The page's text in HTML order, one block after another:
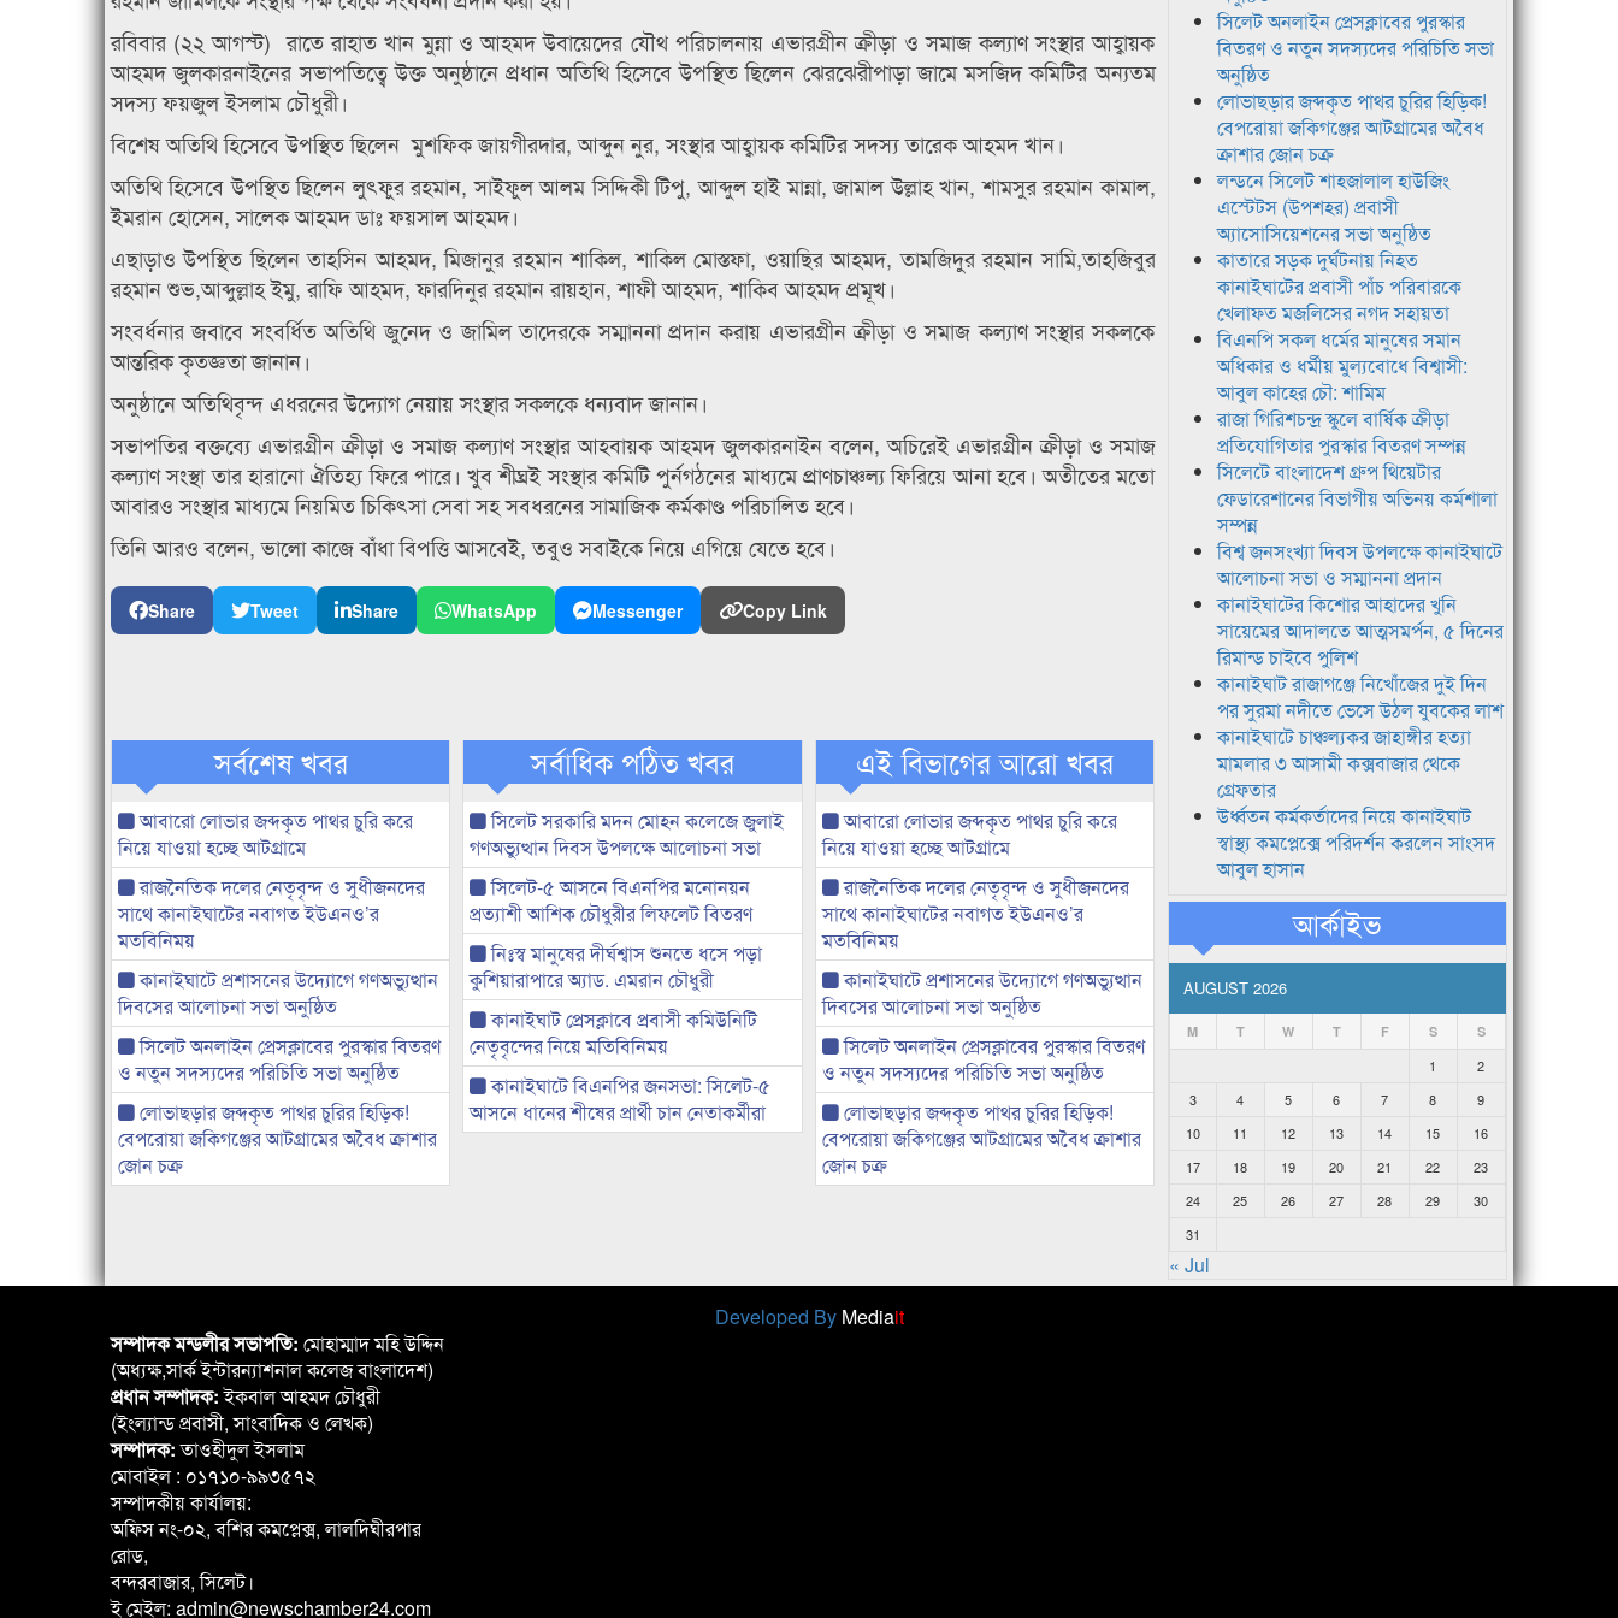
রবিবার (২২ আগস্ট) রাতে রাহাত খান মুন্না ও আহমদ উবায়েদের যৌথ পরিচালনায় এভারগ্রীন ক্রীড়া ও সমাজ কল্যাণ সংস্থার আহ্বায়ক
আহমদ জুলকারনাইনের সভাপতিত্বে উক্ত অনুষ্ঠানে প্রধান অতিথি হিসেবে উপস্থিত ছিলেন ঝেরঝেরীপাড়া জামে মসজিদ কমিটির অন্যতম
সদস্য ফয়জুল ইসলাম চৌধুরী।
বিশেষ অতিথি হিসেবে উপস্থিত ছিলেন মুশফিক জায়গীরদার, আব্দুন নুর, সংস্থার আহ্বায়ক কমিটির সদস্য তারেক আহমদ খান।
অতিথি হিসেবে উপস্থিত ছিলেন লুৎফুর রহমান, সাইফুল আলম সিদ্দিকী টিপু, আব্দুল হাই মান্না, জামাল উল্লাহ খান, শামসুর রহমান কামাল,
ইমরান হোসেন, সালেক আহমদ ডাঃ ফয়সাল আহমদ।
এছাড়াও উপস্থিত ছিলেন তাহসিন আহমদ, মিজানুর রহমান শাকিল, শাকিল মোস্তফা, ওয়াছির আহমদ, তামজিদুর রহমান সামি,তাহজিবুর
রহমান শুভ,আব্দুল্লাহ ইমু, রাফি আহমদ, ফারদিনুর রহমান রায়হান, শাফী আহমদ, শাকিব আহমদ প্রমূখ।
সংবর্ধনার জবাবে সংবর্ধিত অতিথি জুনেদ ও জামিল তাদেরকে সম্মাননা প্রদান করায় এভারগ্রীন ক্রীড়া ও সমাজ কল্যাণ সংস্থার সকলকে
আন্তরিক কৃতজ্ঞতা জানান।
অনুষ্ঠানে অতিথিবৃন্দ এধরনের উদ্যোগ নেয়ায় সংস্থার সকলকে ধন্যবাদ জানান।
সভাপতির বক্তব্যে এভারগ্রীন ক্রীড়া ও সমাজ কল্যাণ সংস্থার আহবায়ক আহমদ জুলকারনাইন বলেন, অচিরেই এভারগ্রীন ক্রীড়া ও সমাজ
কল্যাণ সংস্থা তার হারানো ঐতিহ্য ফিরে পারে। খুব শীঘ্রই সংস্থার কমিটি পুর্নগঠনের মাধ্যমে প্রাণচাঞ্চল্য ফিরিয়ে আনা হবে। অতীতের মতো
আবারও সংস্থার মাধ্যমে নিয়মিত চিকিৎসা সেবা সহ সবধরনের সামাজিক কর্মকাণ্ড পরিচালিত হবে।
তিনি আরও বলেন, ভালো কাজে বাঁধা বিপত্তি আসবেই, তবুও সবাইকে নিয়ে এগিয়ে যেতে হবে।
Share Tweet Share WhatsApp Messenger Copy Link
সর্বশেষ খবর
আবারো লোভার জব্দকৃত পাথর চুরি করে
নিয়ে যাওয়া হচ্ছে আটগ্রামে
রাজনৈতিক দলের নেতৃবৃন্দ ও সুধীজনদের
সাথে কানাইঘাটের নবাগত ইউএনও’র
মতবিনিময়
কানাইঘাটে প্রশাসনের উদ্যোগে গণঅভ্যুত্থান
দিবসের আলোচনা সভা অনুষ্ঠিত
সিলেট অনলাইন প্রেসক্লাবের পুরস্কার বিতরণ
ও নতুন সদস্যদের পরিচিতি সভা অনুষ্ঠিত
লোভাছড়ার জব্দকৃত পাথর চুরির হিড়িক!
বেপরোয়া জকিগঞ্জের আটগ্রামের অবৈধ ক্রাশার
জোন চক্র
সর্বাধিক পঠিত খবর
সিলেট সরকারি মদন মোহন কলেজে জুলাই
গণঅভ্যুত্থান দিবস উপলক্ষে আলোচনা সভা
সিলেট-৫ আসনে বিএনপির মনোনয়ন
প্রত্যাশী আশিক চৌধুরীর লিফলেট বিতরণ
নিঃস্ব মানুষের দীর্ঘশ্বাস শুনতে ধসে পড়া
কুশিয়ারাপারে অ্যাড. এমরান চৌধুরী
কানাইঘাট প্রেসক্লাবে প্রবাসী কমিউনিটি
নেতৃবৃন্দের নিয়ে মতিবিনিময়
কানাইঘাটে বিএনপির জনসভা: সিলেট-৫
আসনে ধানের শীষের প্রার্থী চান নেতাকর্মীরা
এই বিভাগের আরো খবর
আবারো লোভার জব্দকৃত পাথর চুরি করে
নিয়ে যাওয়া হচ্ছে আটগ্রামে
রাজনৈতিক দলের নেতৃবৃন্দ ও সুধীজনদের
সাথে কানাইঘাটের নবাগত ইউএনও’র
মতবিনিময়
কানাইঘাটে প্রশাসনের উদ্যোগে গণঅভ্যুত্থান
দিবসের আলোচনা সভা অনুষ্ঠিত
সিলেট অনলাইন প্রেসক্লাবের পুরস্কার বিতরণ
ও নতুন সদস্যদের পরিচিতি সভা অনুষ্ঠিত
লোভাছড়ার জব্দকৃত পাথর চুরির হিড়িক!
বেপরোয়া জকিগঞ্জের আটগ্রামের অবৈধ ক্রাশার
জোন চক্র
সিলেট অনলাইন প্রেসক্লাবের পুরস্কার
বিতরণ ও নতুন সদস্যদের পরিচিতি সভা
অনুষ্ঠিত
লোভাছড়ার জব্দকৃত পাথর চুরির হিড়িক!
বেপরোয়া জকিগঞ্জের আটগ্রামের অবৈধ
ক্রাশার জোন চক্র
লন্ডনে সিলেট শাহজালাল হাউজিং
এস্টেটস (উপশহর) প্রবাসী
অ্যাসোসিয়েশনের সভা অনুষ্ঠিত
কাতারে সড়ক দুর্ঘটনায় নিহত
কানাইঘাটের প্রবাসী পাঁচ পরিবারকে
খেলাফত মজলিসের নগদ সহায়তা
বিএনপি সকল ধর্মের মানুষের সমান
অধিকার ও ধর্মীয় মুল্যবোধে বিশ্বাসী:
আবুল কাহের চৌ: শামিম
রাজা গিরিশচন্দ্র স্কুলে বার্ষিক ক্রীড়া
প্রতিযোগিতার পুরস্কার বিতরণ সম্পন্ন
সিলেটে বাংলাদেশ গ্রুপ থিয়েটার
ফেডারেশানের বিভাগীয় অভিনয় কর্মশালা
সম্পন্ন
বিশ্ব জনসংখ্যা দিবস উপলক্ষে কানাইঘাটে
আলোচনা সভা ও সম্মাননা প্রদান
কানাইঘাটের কিশোর আহাদের খুনি
সায়েমের আদালতে আত্মসমর্পন, ৫ দিনের
রিমান্ড চাইবে পুলিশ
কানাইঘাট রাজাগঞ্জে নিখোঁজের দুই দিন
পর সুরমা নদীতে ভেসে উঠল যুবকের লাশ
কানাইঘাটে চাঞ্চল্যকর জাহাঙ্গীর হত্যা
মামলার ৩ আসামী কক্সবাজার থেকে
গ্রেফতার
উর্ধ্বতন কর্মকর্তাদের নিয়ে কানাইঘাট
স্বাস্থ্য কমপ্লেক্সে পরিদর্শন করলেন সাংসদ
আবুল হাসান
আর্কাইভ
AUGUST 2026
M T W T F S S
1
2
3
4 5 6 7 8
9
10
11 12 13 14 15
16
17
18 19 20 21 22
23
24
25 26 27 28 29
30
31
« Jul
Developed By Mediait
সম্পাদক মন্ডলীর সভাপতি: মোহাম্মাদ মহি উদ্দিন
(অধ্যক্ষ,সার্ক ইন্টারন্যাশনাল কলেজ বাংলাদেশ)
প্রধান সম্পাদক:ইকবাল আহমদ চৌধুরী
(ইংল্যান্ড প্রবাসী, সাংবাদিক ও লেখক)
সম্পাদক:তাওহীদুল ইসলাম
মোবাইল : ০১৭১০-৯৯৩৫৭২
সম্পাদকীয় কার্যালয়:
অফিস নং-০২, বশির কমপ্লেক্স, লালদিঘীরপার
রোড,
বন্দরবাজার, সিলেট।
ই মেইল: admin@newschamber24.com